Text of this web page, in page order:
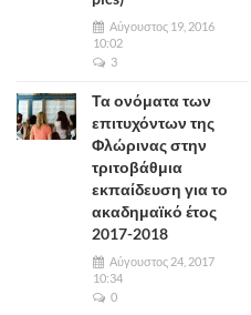
Αύγουστος 19, 2016
10:02
3
Τα ονόματα των
επιτυχόντων της
Φλώρινας στην
τριτοβάθμια
εκπαίδευση για το
ακαδημαϊκό έτος
2017-2018
Αύγουστος 24, 2017
10:34
0